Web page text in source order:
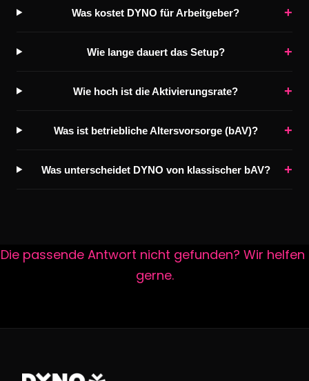
Was kostet DYNO für Arbeitgeber? +
Wie lange dauert das Setup? +
Wie hoch ist die Aktivierungsrate? +
Was ist betriebliche Altersvorsorge (bAV)? +
Was unterscheidet DYNO von klassischer bAV? +
Die passende Antwort nicht gefunden? Wir helfen
gerne.